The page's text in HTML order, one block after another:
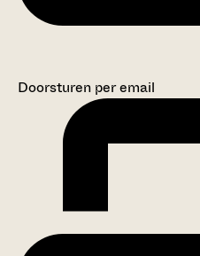
Doorsturen per email